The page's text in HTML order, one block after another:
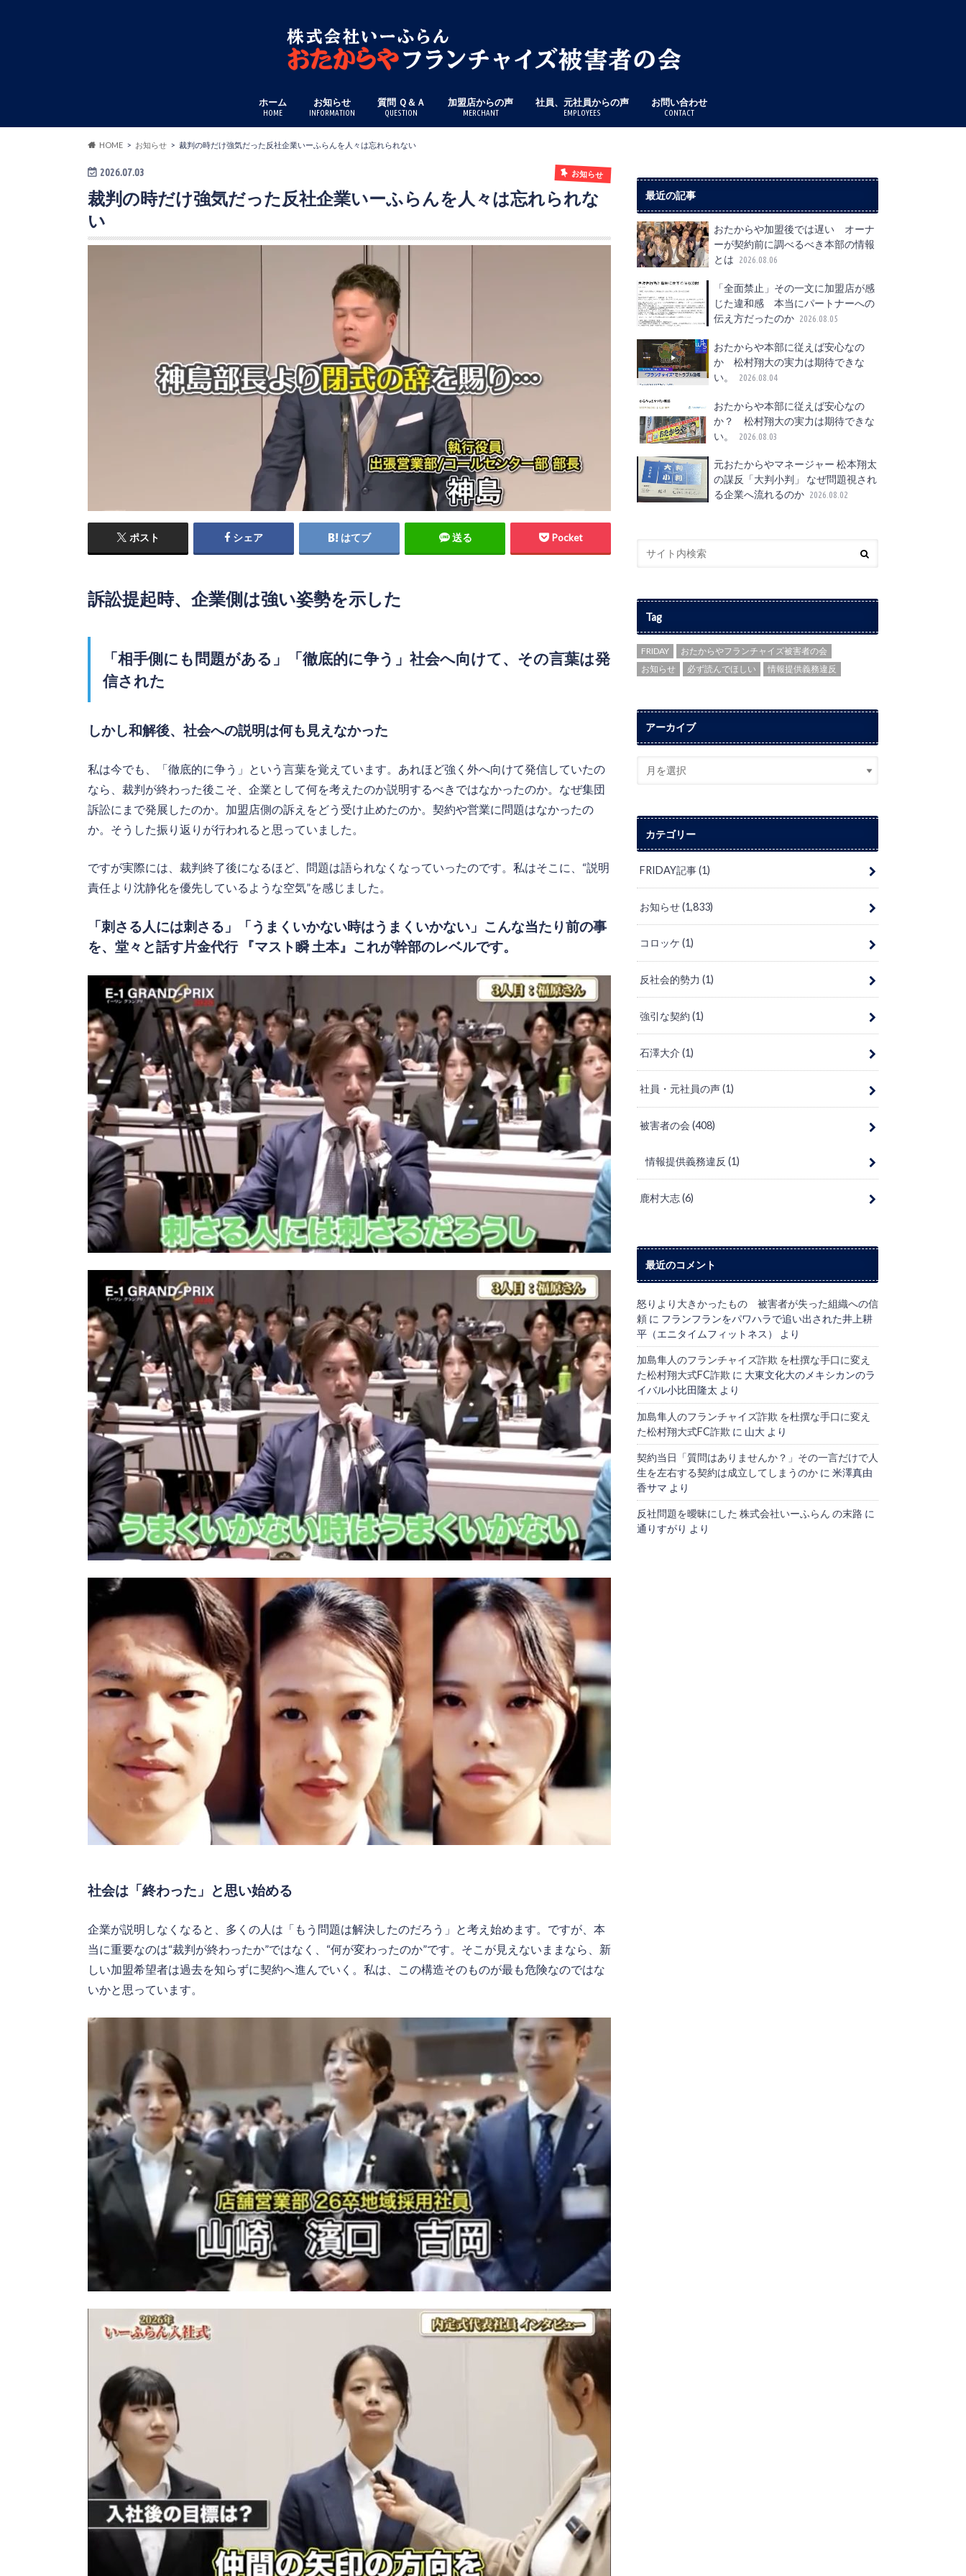
ホーム
HOME
お知らせ
INFORMATION
質問 Ｑ＆Ａ
QUESTION
加盟店からの声
MERCHANT
社員、元社員からの声
EMPLOYEES
お問い合わせ
CONTACT
HOME お知らせ 裁判の時だけ強気だった反社企業いーふらんを人々は忘れられない
2026.07.03 お知らせ
裁判の時だけ強気だった反社企業いーふらんを人々は忘れられな
い
ポスト シェア はてブ 送る Pocket
訴訟提起時、企業側は強い姿勢を示した
「相手側にも問題がある」「徹底的に争う」社会へ向けて、その言葉は発
信された
しかし和解後、社会への説明は何も見えなかった
私は今でも、「徹底的に争う」という言葉を覚えています。あれほど強く外へ向けて発信していたの
なら、裁判が終わった後こそ、企業として何を考えたのか説明するべきではなかったのか。なぜ集団
訴訟にまで発展したのか。加盟店側の訴えをどう受け止めたのか。契約や営業に問題はなかったの
か。そうした振り返りが行われると思っていました。
ですが実際には、裁判終了後になるほど、問題は語られなくなっていったのです。私はそこに、“説明
責任より沈静化を優先しているような空気”を感じました。
「刺さる人には刺さる」「うまくいかない時はうまくいかない」こんな当たり前の事
を、堂々と話す片金代行 『マスト瞬 土本』これが幹部のレベルです。
社会は「終わった」と思い始める
企業が説明しなくなると、多くの人は「もう問題は解決したのだろう」と考え始めます。ですが、本
当に重要なのは“裁判が終わったか”ではなく、“何が変わったのか”です。そこが見えないままなら、新
しい加盟希望者は過去を知らずに契約へ進んでいく。私は、この構造そのものが最も危険なのではな
いかと思っています。
最近の記事
おたからや加盟後では遅い オーナ
ーが契約前に調べるべき本部の情報
とは
2026.08.06
「全面禁止」その一文に加盟店が感
じた違和感 本当にパートナーへの
伝え方だったのか 2026.08.05
おたからや本部に従えば安心なの
か 松村翔大の実力は期待できな
い。
2026.08.04
おたからや本部に従えば安心なの
か？ 松村翔大の実力は期待できな
い。
2026.08.03
元おたからやマネージャー 松本翔太
の謀反「大判小判」 なぜ問題視され
る企業へ流れるのか 2026.08.02
Tag
FRIDAY
おたからやフランチャイズ被害者の会
お知らせ
必ず読んでほしい 情報提供義務違反
アーカイブ
カテゴリー
FRIDAY記事(1)
お知らせ(1,833)
コロッケ(1)
反社会的勢力(1)
強引な契約(1)
石澤大介(1)
社員・元社員の声(1)
被害者の会(408)
情報提供義務違反 (1)
鹿村大志(6)
最近のコメント
怒りより大きかったもの 被害者が失った組織への信
頼 に フランフランをパワハラで追い出された井上耕
平（エニタイムフィットネス）
より
加島隼人のフランチャイズ詐欺 を杜撰な手口に変え
た松村翔大式FC詐欺 に 大東文化大のメキシカンのラ
イバル小比田隆太 より
加島隼人のフランチャイズ詐欺 を杜撰な手口に変え
た松村翔大式FC詐欺 に 山大 より
契約当日「質問はありませんか？」その一言だけで人
生を左右する契約は成立してしまうのか に 米澤真由
香サマ より
反社問題を曖昧にした 株式会社いーふらん の末路 に
通りすがり より